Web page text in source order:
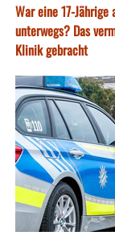
War eine 17-
unterwegs? Das
Klinik gebracht